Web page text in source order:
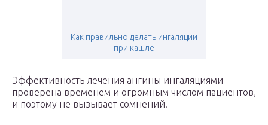
Как правильно делать ингаляции
при кашле
Эффективность лечения ангины ингаляциями
проверена временем и огромным числом пациентов,
и поэтому не вызывает сомнений.